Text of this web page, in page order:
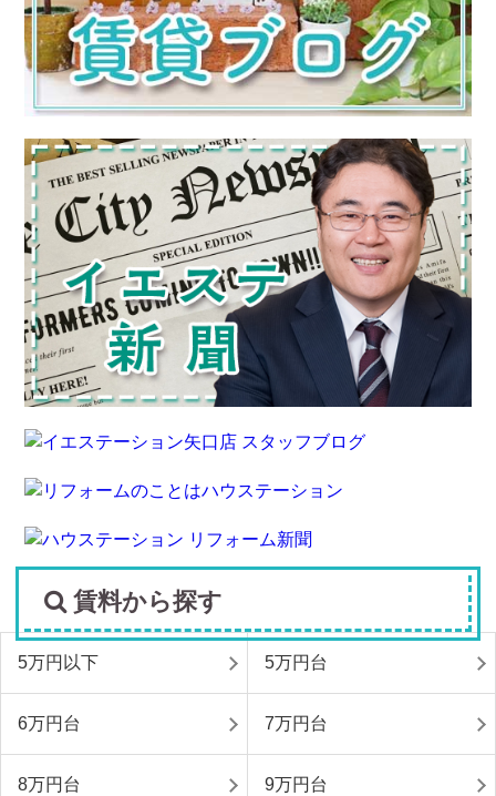
賃料から探す
5万円以下 5万円台
6万円台 7万円台
8万円台 9万円台